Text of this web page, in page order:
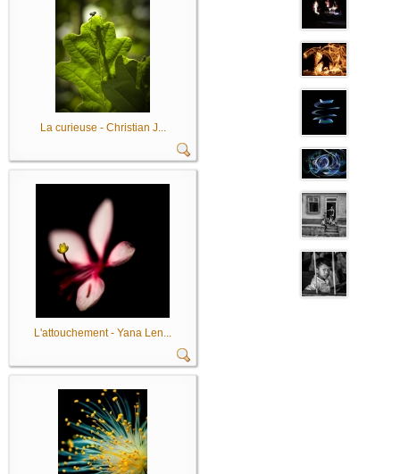
La curieuse - Christian J...
L'attouchement - Yana Len...